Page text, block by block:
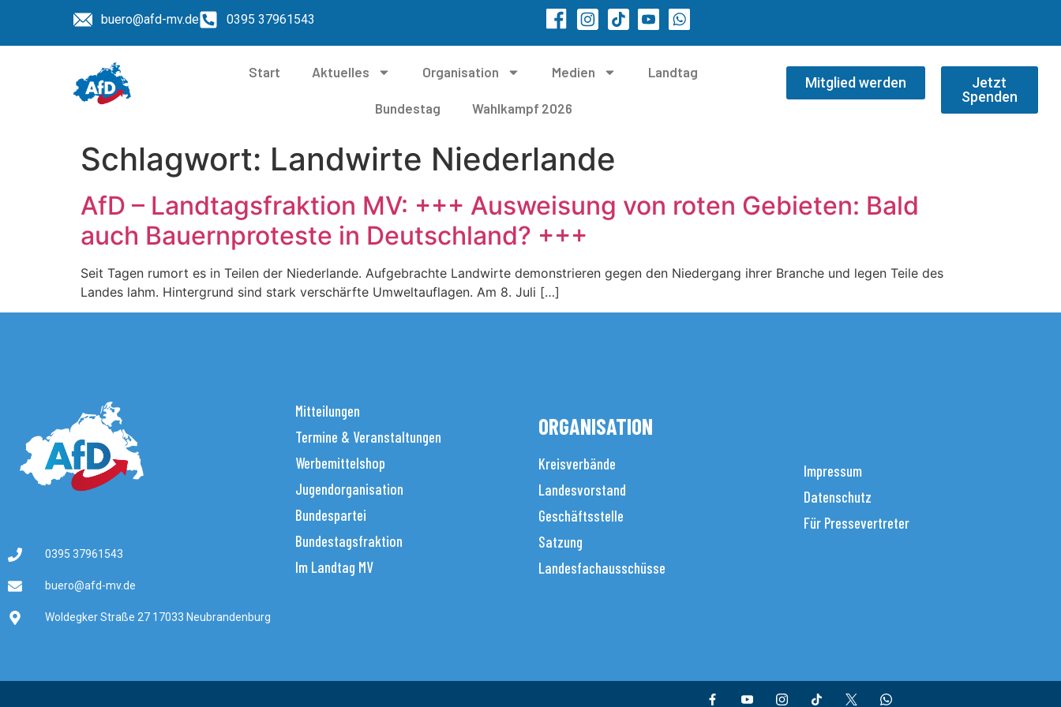
buero@afd-mv.de 0395 37961543
Start Aktuelles Organisation Medien Landtag
Bundestag Wahlkampf 2026
Mitglied werden
Jetzt
Spenden
Schlagwort: Landwirte Niederlande
AfD – Landtagsfraktion MV: +++ Ausweisung von roten Gebieten: Bald
auch Bauernproteste in Deutschland? +++
Seit Tagen rumort es in Teilen der Niederlande. Aufgebrachte Landwirte demonstrieren gegen den Niedergang ihrer Branche und legen Teile des
Landes lahm. Hintergrund sind stark verschärfte Umweltauflagen. Am 8. Juli […]
0395 37961543
buero@afd-mv.de
Woldegker Straße 27 17033 Neubrandenburg
Mitteilungen
Termine & Veranstaltungen
Werbemittelshop
Jugendorganisation
Bundespartei
Bundestagsfraktion
Im Landtag MV
ORGANISATION
Kreisverbände
Landesvorstand
Geschäftsstelle
Satzung
Landesfachausschüsse
Impressum
Datenschutz
Für Pressevertreter